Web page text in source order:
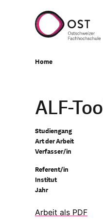
Home
ALF-
Studiengang
Art der Arbeit
Verfasser/in
Referent/in
Institut
Jahr
Arbeit als PDF